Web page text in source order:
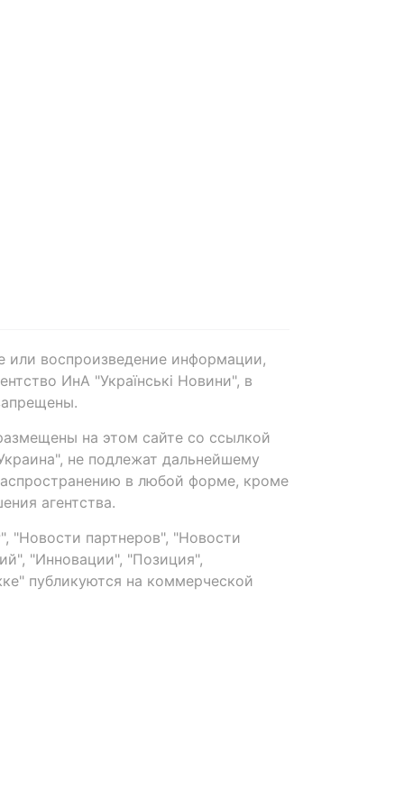
или воспроизведение информации,
ИнА "Українські Новини", в
на этом сайте со ссылкой
не подлежат дальнейшему
в любой форме, кроме
агентства.
"Новости партнеров", "Новости
"Инновации", "Позиция",
публикуются на коммерческой